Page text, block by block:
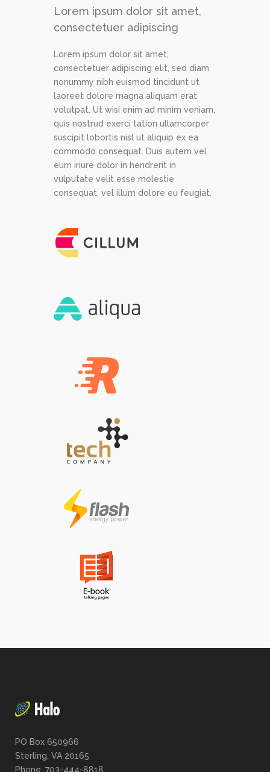
Lorem ipsum dolor sit amet,
consectetuer adipiscing
Lorem ipsum dolor sit amet,
consectetuer adipiscing elit, sed diam
nonummy nibh euismod tincidunt ut
laoreet dolore magna aliquam erat
volutpat. Ut wisi enim ad minim veniam,
quis nostrud exerci tation ullamcorper
suscipit lobortis nisl ut aliquip ex ea
commodo consequat. Duis autem vel
eum iriure dolor in hendrerit in
vulputate velit esse molestie
consequat, vel illum dolore eu feugiat.
PO Box 650966
Sterling, VA 20165
Phone: 703-444-8818